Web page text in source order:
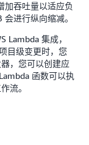
加吞吐量以适应负
进行纵向缩减。
Lambda 集成，
目级变更时，您
，您可以创建应
函数可以执
流。